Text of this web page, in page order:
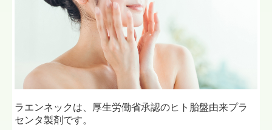
ラエンネックは、厚生労働省承認のヒト胎盤由来プラ
センタ製剤です。